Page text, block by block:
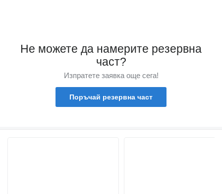
Не можете да намерите резервна
част?
Изпратете заявка още сега!
Поръчай резервна част